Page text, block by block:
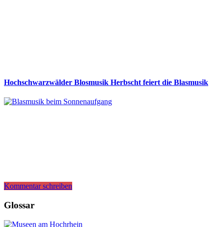
Hochschwarzwälder Blosmusik Herbscht feiert die Blasmusik
Kommentar schreiben
Glossar